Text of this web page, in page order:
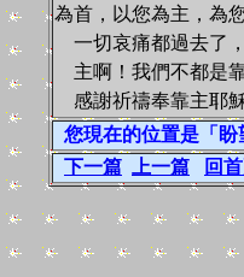
為首，以您為主，為
一切哀痛都過去了
主啊！我們不都是
感謝祈禱奉靠主耶
您現在的位置是「盼
下一篇
上一篇 回